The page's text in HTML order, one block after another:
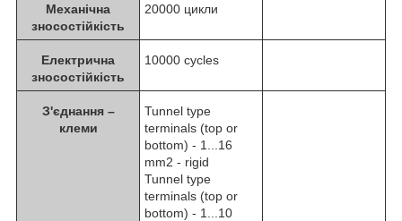
Механічна
зносостійкість
20000 цикли
Електрична
зносостійкість
10000 cycles
З'єднання –
клеми
Tunnel type
terminals (top or
bottom) - 1...16
mm2 - rigid
Tunnel type
terminals (top or
bottom) - 1...10